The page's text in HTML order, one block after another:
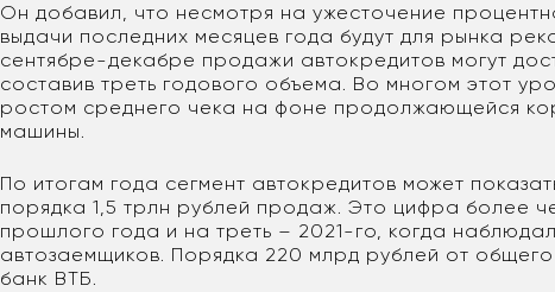
Он добавил, что несмотря на ужесточение
выдачи последних месяцев года будут для рынка
сентябре-декабре продажи автокредитов могут
составив треть годового объема. Во многом этот
ростом среднего чека на фоне продолжающейся
машины.
По итогам года сегмент автокредитов может
порядка 1,5 трлн рублей продаж. Это цифра более
прошлого года и на треть – 2021-го, когда
автозаемщиков. Порядка 220 млрд рублей от
банк ВТБ.